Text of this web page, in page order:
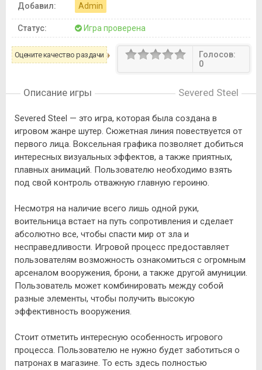
Добавил: Admin
Статус: Игра проверена
Оцените качество раздачи
Голосов:
0
Описание игры Severed Steel
Severed Steel — это игра, которая была создана в
игровом жанре шутер. Сюжетная линия повествуется от
первого лица. Воксельная графика позволяет добиться
интересных визуальных эффектов, а также приятных,
плавных анимаций. Пользователю необходимо взять
под свой контроль отважную главную героиню.
Несмотря на наличие всего лишь одной руки,
воительница встает на путь сопротивления и сделает
абсолютно все, чтобы спасти мир от зла и
несправедливости. Игровой процесс предоставляет
пользователям возможность ознакомиться с огромным
арсеналом вооружения, брони, а также другой амуниции.
Пользователь может комбинировать между собой
разные элементы, чтобы получить высокую
эффективность вооружения.
Стоит отметить интересную особенность игрового
процесса. Пользователю не нужно будет заботиться о
патронах в магазине. То есть здесь полностью